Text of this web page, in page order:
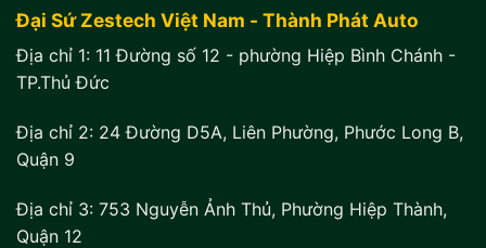
Đại Sứ Zestech Việt Nam - Thành Phát Auto
Địa chỉ 1: 11 Đường số 12 - phường Hiệp Bình Chánh -
TP.Thủ Đức
Địa chỉ 2: 24 Đường D5A, Liên Phường, Phước Long B,
Quận 9
Địa chỉ 3: 753 Nguyễn Ảnh Thủ, Phường Hiệp Thành,
Quận 12